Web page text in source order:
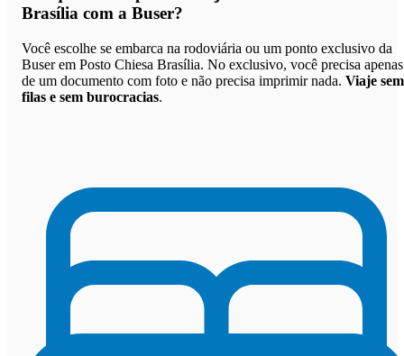
Brasília com a Buser?
Você escolhe se embarca na rodoviária ou um ponto exclusivo da
Buser em Posto Chiesa Brasília. No exclusivo, você precisa apenas
de um documento com foto e não precisa imprimir nada. Viaje sem
filas e sem burocracias.